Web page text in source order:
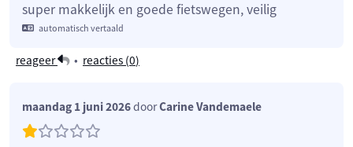
super makkelijk en goede fietswegen, veilig
automatisch vertaald
reageer • reacties (0)
maandag 1 juni 2026doorCarine Vandemaele